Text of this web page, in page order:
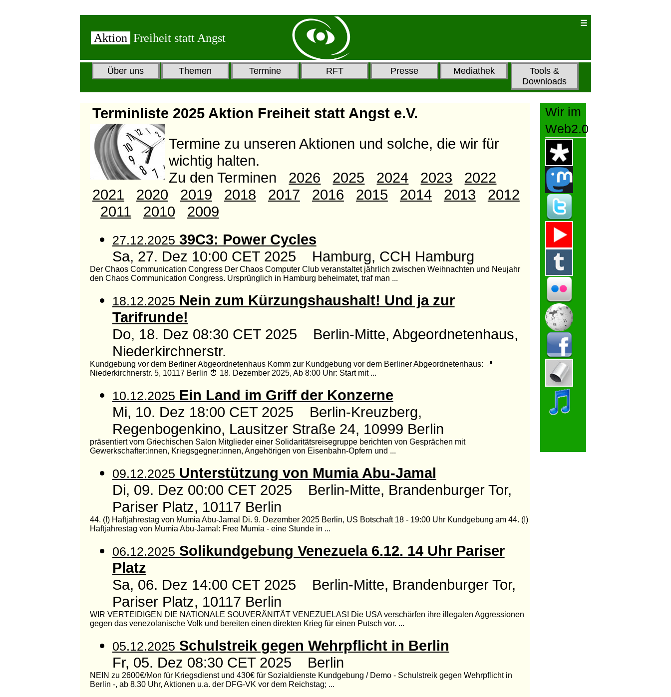
Aktion Freiheit statt Angst
Über uns Themen Termine RFT Presse Mediathek
Tools &
Downloads
Terminliste 2025 Aktion Freiheit statt Angst e.V.
Termine zu unseren Aktionen und solche, die wir für
wichtig halten.
Zu den Terminen 2026 2025 2024 2023
2022
2021
2020 2019 2018 2017 2016 2015 2014 2013
2012
2011
2010 2009
27.12.2025 39C3: Power Cycles
Sa, 27. Dez 10:00 CET 2025 Hamburg, CCH Hamburg
Der Chaos Communication Congress Der Chaos Computer Club veranstaltet jährlich zwischen Weihnachten und Neujahr
den Chaos Communication Congress. Ursprünglich in Hamburg beheimatet, traf man ...
18.12.2025 Nein zum Kürzungshaushalt! Und ja zur
Tarifrunde!
Do, 18. Dez 08:30 CET 2025 Berlin-Mitte, Abgeordnetenhaus,
Niederkirchnerstr.
Kundgebung vor dem Berliner Abgeordnetenhaus Komm zur Kundgebung vor dem Berliner Abgeordnetenhaus: 📍
Niederkirchnerstr. 5, 10117 Berlin ⏰ 18. Dezember 2025, Ab 8:00 Uhr: Start mit ...
10.12.2025 Ein Land im Griff der Konzerne
Mi, 10. Dez 18:00 CET 2025 Berlin-Kreuzberg,
Regenbogenkino, Lausitzer Straße 24, 10999 Berlin
präsentiert vom Griechischen Salon Mitglieder einer Solidaritätsreisegruppe berichten von Gesprächen mit
Gewerkschafter:innen, Kriegsgegner:innen, Angehörigen von Eisenbahn-Opfern und ...
09.12.2025 Unterstützung von Mumia Abu-Jamal
Di, 09. Dez 00:00 CET 2025 Berlin-Mitte, Brandenburger Tor,
Pariser Platz, 10117 Berlin
44. (!) Haftjahrestag von Mumia Abu-Jamal Di. 9. Dezember 2025 Berlin, US Botschaft 18 - 19:00 Uhr Kundgebung am 44. (!)
Haftjahrestag von Mumia Abu-Jamal: Free Mumia - eine Stunde in ...
06.12.2025 Solikundgebung Venezuela 6.12. 14 Uhr Pariser
Platz
Sa, 06. Dez 14:00 CET 2025 Berlin-Mitte, Brandenburger Tor,
Pariser Platz, 10117 Berlin
WIR VERTEIDIGEN DIE NATIONALE SOUVERÄNITÄT VENEZUELAS! Die USA verschärfen ihre illegalen Aggressionen
gegen das venezolanische Volk und bereiten einen direkten Krieg für einen Putsch vor. ...
05.12.2025 Schulstreik gegen Wehrpflicht in Berlin
Fr, 05. Dez 08:30 CET 2025 Berlin
NEIN zu 2600€/Mon für Kriegsdienst und 430€ für Sozialdienste Kundgebung / Demo - Schulstreik gegen Wehrpflicht in
Berlin -, ab 8.30 Uhr, Aktionen u.a. der DFG-VK vor dem Reichstag; ...
Wir im
Web2.0